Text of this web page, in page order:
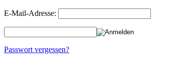
E-Mail-Adresse:
Passwort vergessen?